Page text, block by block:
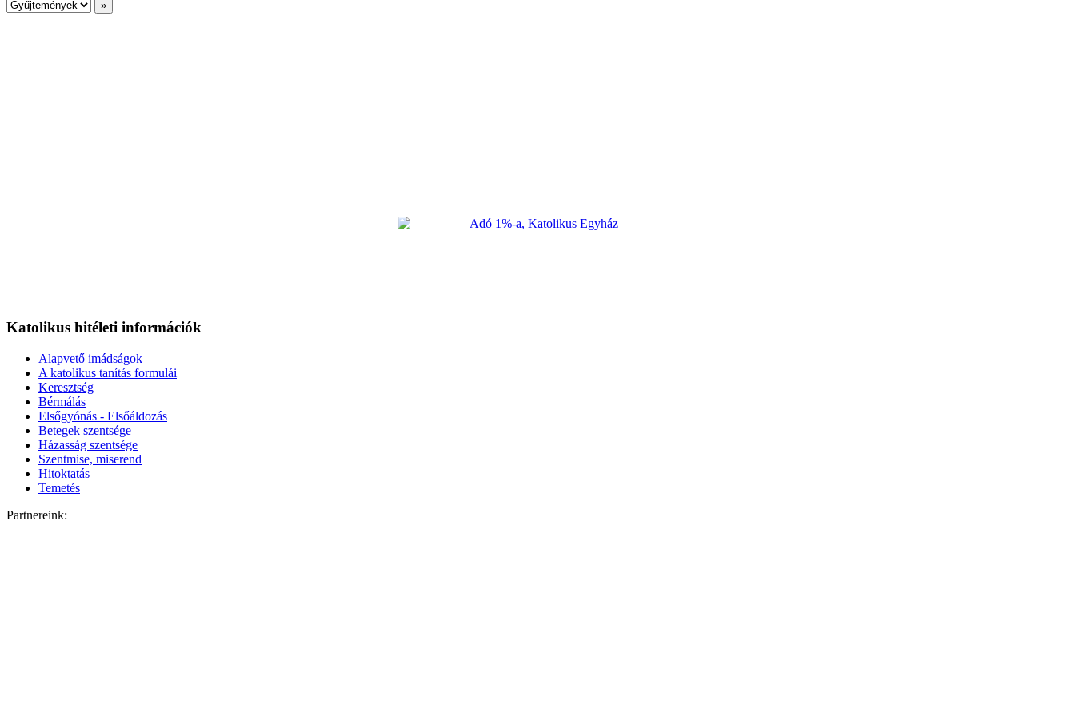
Katolikus hitéleti információk
Alapvető imádságok
A katolikus tanítás formulái
Keresztség
Bérmálás
Elsőgyónás - Elsőáldozás
Betegek szentsége
Házasság szentsége
Szentmise, miserend
Hitoktatás
Temetés
Partnereink: